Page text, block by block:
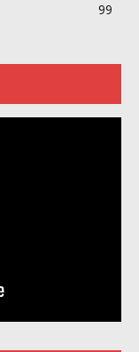
99